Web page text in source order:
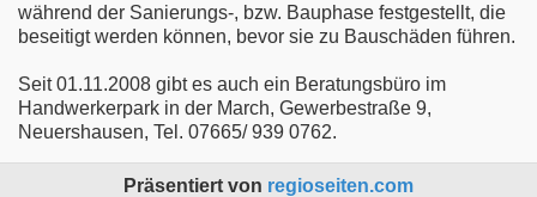
während der Sanierungs-, bzw. Bauphase festgestellt, die
beseitigt werden können, bevor sie zu Bauschäden führen.
Seit 01.11.2008 gibt es auch ein Beratungsbüro im
Handwerkerpark in der March, Gewerbestraße 9,
Neuershausen, Tel. 07665/ 939 0762.
Präsentiert von regioseiten.com